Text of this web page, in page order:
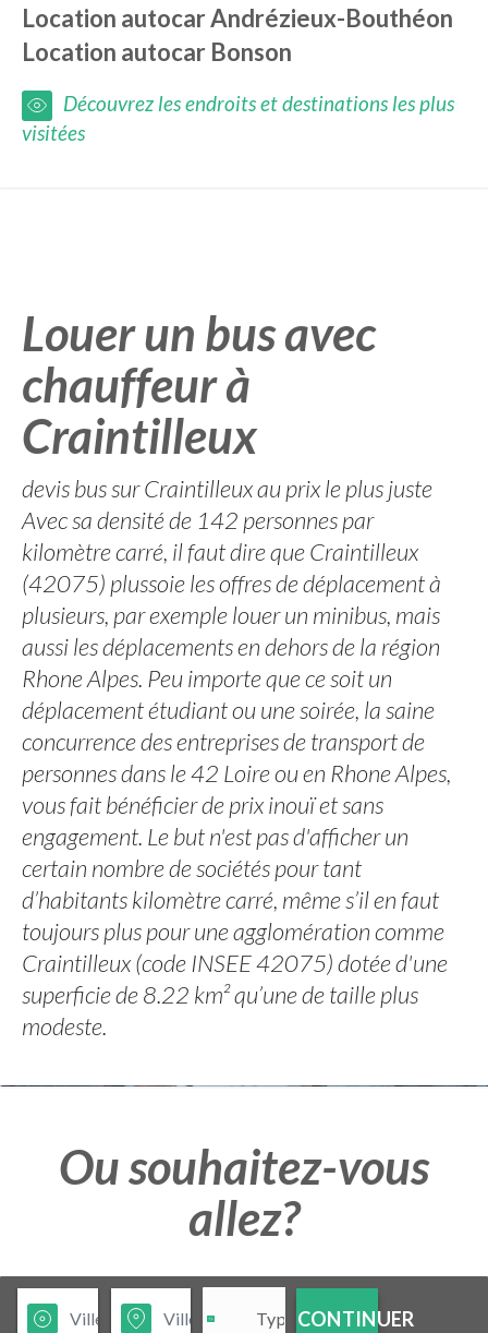
Location autocarAndrézieux-Bouthéon
Location autocar Bonson
Découvrez les endroits et destinations les plus
visitées
Louer un bus avec
chauffeur à
Craintilleux
devis bus sur Craintilleux au prix le plus juste
Avec sa densité de 142 personnes par
kilomètre carré, il faut dire que Craintilleux
(42075) plussoie les offres de déplacement à
plusieurs, par exemple louer un minibus, mais
aussi les déplacements en dehors de la région
Rhone Alpes. Peu importe que ce soit un
déplacement étudiant ou une soirée, la saine
concurrence des entreprises de transport de
personnes dans le 42 Loire ou en Rhone Alpes,
vous fait bénéficier de prix inouï et sans
engagement. Le but n'est pas d'afficher un
certain nombre de sociétés pour tant
d’habitants kilomètre carré, même s’il en faut
toujours plus pour une agglomération comme
Craintilleux (code INSEE 42075) dotée d'une
superficie de 8.22 km² qu’une de taille plus
modeste.
Ou souhaitez-vous
allez?
CONTINUER